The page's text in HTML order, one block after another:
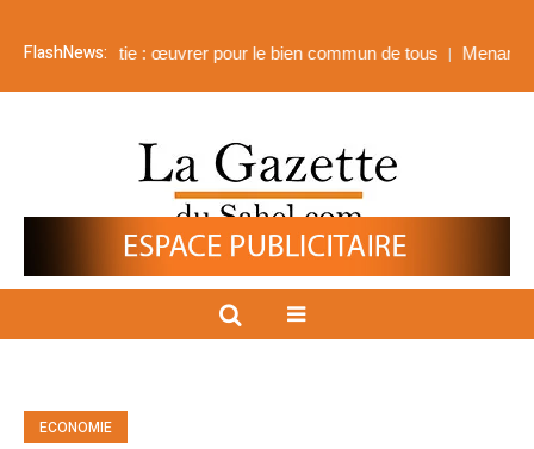
FlashNews:
: œuvrer pour le bien commun de tous Menankoto-Sud :
ECONOMIE